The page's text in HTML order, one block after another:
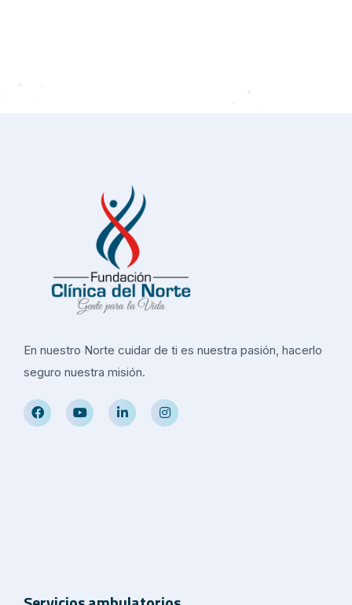
En nuestro Norte cuidar de ti es nuestra pasión, hacerlo
seguro nuestra misión.